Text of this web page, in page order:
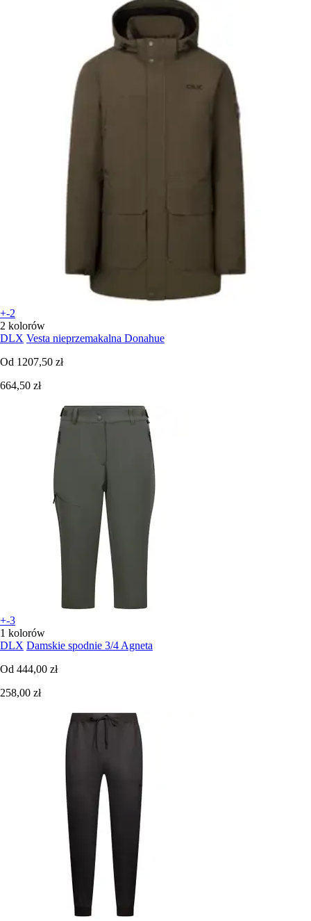
+-2
2 kolorów
DLX Vesta nieprzemakalna Donahue
Od 1207,50 zł
664,50 zł
+-3
1 kolorów
DLX Damskie spodnie 3/4 Agneta
Od 444,00 zł
258,00 zł